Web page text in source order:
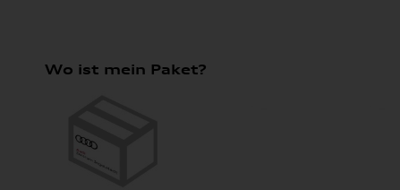
Wo ist mein Paket?